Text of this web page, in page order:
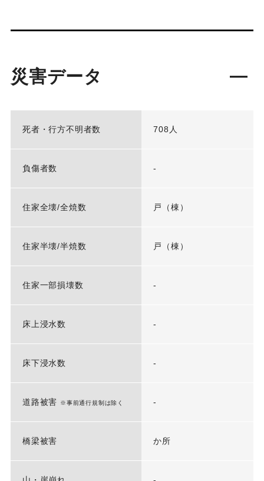
災害データ
死者・行方不明者数 708人
負傷者数 -
住家全壊/全焼数 戸（棟）
住家半壊/半焼数 戸（棟）
住家一部損壊数 -
床上浸水数 -
床下浸水数 -
道路被害 ※事前通行規制は除く -
橋梁被害 か所